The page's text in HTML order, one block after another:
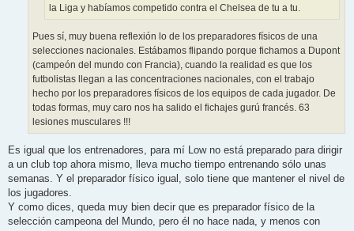
la Liga y habíamos competido contra el Chelsea de tu a tu.
Pues sí, muy buena reflexión lo de los preparadores físicos de una
selecciones nacionales. Estábamos flipando porque fichamos a Dupont
(campeón del mundo con Francia), cuando la realidad es que los
futbolistas llegan a las concentraciones nacionales, con el trabajo
hecho por los preparadores físicos de los equipos de cada jugador. De
todas formas, muy caro nos ha salido el fichajes gurú francés. 63
lesiones musculares !!!
Es igual que los entrenadores, para mí Low no está preparado para dirigir
a un club top ahora mismo, lleva mucho tiempo entrenando sólo unas
semanas. Y el preparador físico igual, solo tiene que mantener el nivel de
los jugadores.
Y como dices, queda muy bien decir que es preparador físico de la
selección campeona del Mundo, pero él no hace nada, y menos con